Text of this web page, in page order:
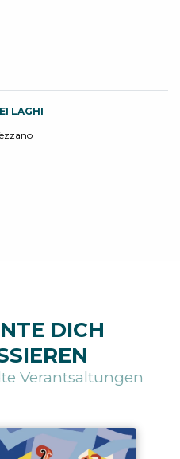
LAGHI
DICH
Verantsaltungen